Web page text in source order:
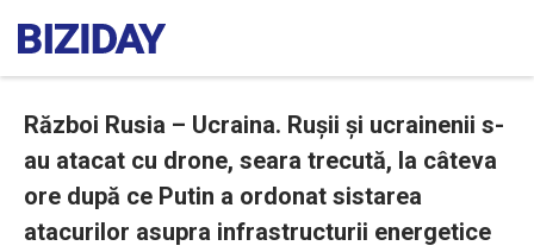
Război Rusia – Ucraina. Rușii și ucrainenii s-
au atacat cu drone, seara trecută, la câteva
ore după ce Putin a ordonat sistarea
atacurilor asupra infrastructurii energetice